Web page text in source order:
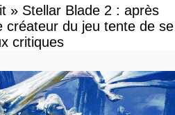
» Stellar Blade 2 : après
créateur du jeu tente de se
critiques